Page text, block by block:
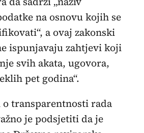
na osnovu kojih se
a ovaj zakonski
ispunjavaju zahtjevi koji
svih akata, ugovora,
pet godina“.
o transparentnosti rada
je podsjetiti da je